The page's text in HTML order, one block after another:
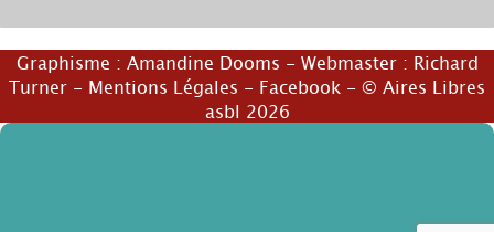
Graphisme : Amandine Dooms - Webmaster : Richard
Turner - Mentions Légales - Facebook - © Aires Libres
asbl 2026